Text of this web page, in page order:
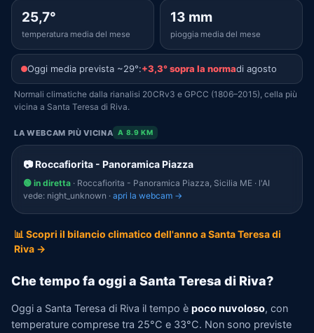
25,7°
temperatura media del mese
13 mm
pioggia media del mese
Oggi media prevista ~29°:+3,3° sopra la normadi agosto
Normali climatiche dalla rianalisi 20CRv3 e GPCC (1806–2015), cella più
vicina a Santa Teresa di Riva.
LA WEBCAM PIÙ VICINA A 8.9 KM
📷 Roccafiorita - Panoramica Piazza
🟢 in diretta · Roccafiorita - Panoramica Piazza, Sicilia ME · l'AI
vede: night_unknown · apri la webcam →
📊 Scopri il bilancio climatico dell'anno a Santa Teresa di
Riva →
Che tempo fa oggi a Santa Teresa di Riva?
Oggi a Santa Teresa di Riva il tempo è poco nuvoloso, con
temperature comprese tra 25°C e 33°C. Non sono previste